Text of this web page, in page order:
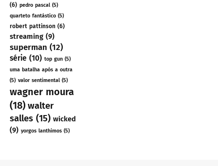
(6) pedro pascal (5)
quarteto fantástico (5)
robert pattinson (6)
streaming (9)
superman (12)
série (10) top gun (5)
uma batalha após a outra
(5) valor sentimental (5)
wagner moura
(18) walter
salles (15) wicked
(9) yorgos lanthimos (5)